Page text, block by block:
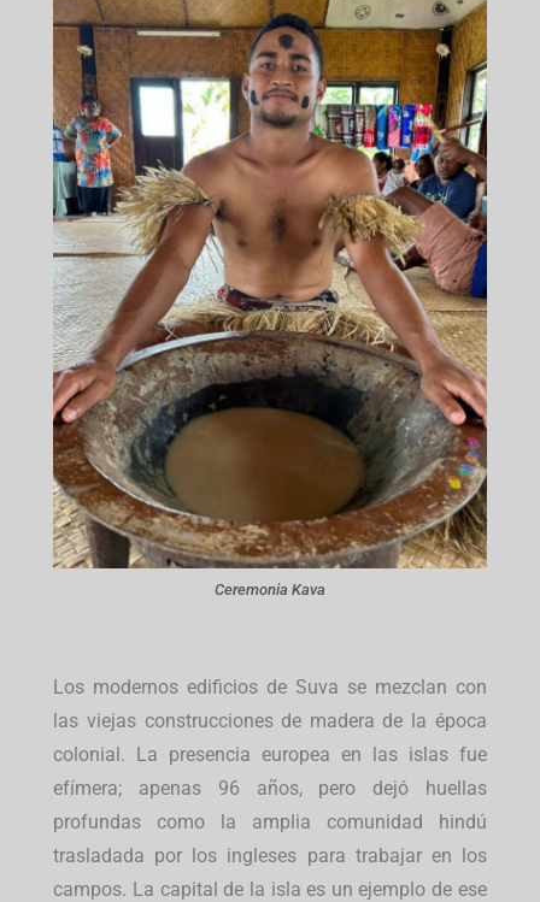
Ceremonia Kava
Los modernos edificios de Suva se mezclan con
las viejas construcciones de madera de la época
colonial. La presencia europea en las islas fue
efímera; apenas 96 años, pero dejó huellas
profundas como la amplia comunidad hindú
trasladada por los ingleses para trabajar en los
campos. La capital de la isla es un ejemplo de ese